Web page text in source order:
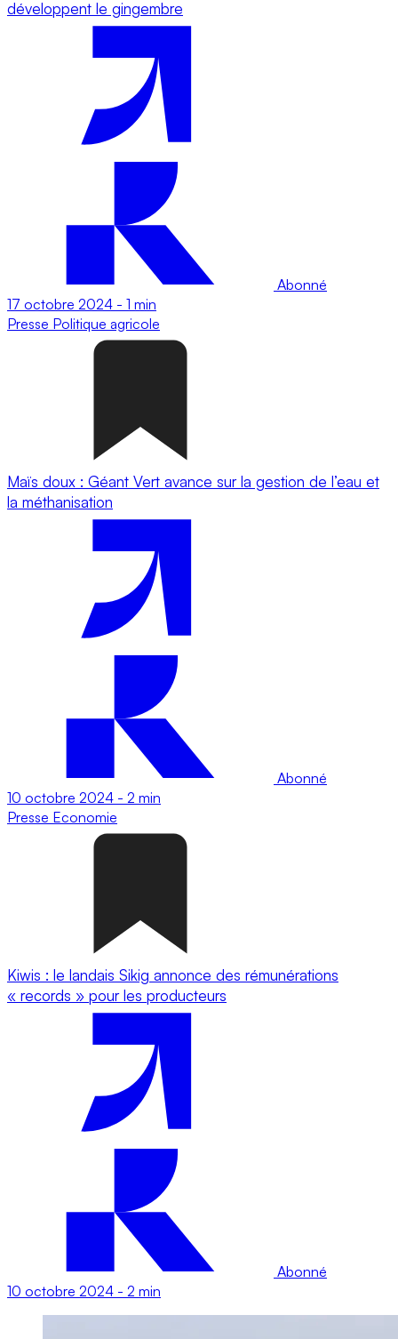
développent le gingembre
Abonné
17 octobre 2024 - 1 min
Presse Politique agricole
Maïs doux : Géant Vert avance sur la gestion de l’eau et
la méthanisation
Abonné
10 octobre 2024 - 2 min
Presse Economie
Kiwis : le landais Sikig annonce des rémunérations
« records » pour les producteurs
Abonné
10 octobre 2024 - 2 min